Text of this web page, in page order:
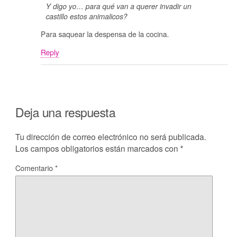
Y digo yo… para qué van a querer invadir un
castillo estos animalicos?
Para saquear la despensa de la cocina.
Reply
Deja una respuesta
Tu dirección de correo electrónico no será publicada.
Los campos obligatorios están marcados con *
Comentario*